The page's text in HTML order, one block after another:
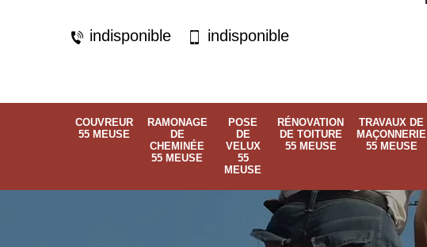
indisponible indisponible
COUVREUR
55 MEUSE
RAMONAGE
DE
CHEMINÉE
55 MEUSE
POSE
DE
VELUX
55
MEUSE
RÉNOVATION
DE TOITURE
55 MEUSE
TRAVAUX DE
MAÇONNERIE
55 MEUSE